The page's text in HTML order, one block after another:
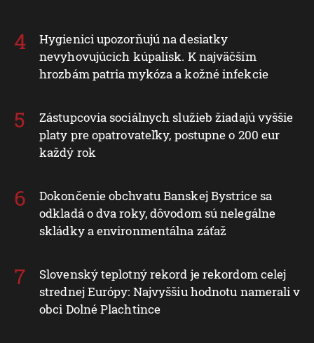
Hygienici upozorňujú na desiatky
nevyhovujúcich kúpalísk. K najväčším
hrozbám patria mykóza a kožné infekcie
Zástupcovia sociálnych služieb žiadajú vyššie
platy pre opatrovateľky, postupne o 200 eur
každý rok
Dokončenie obchvatu Banskej Bystrice sa
odkladá o dva roky, dôvodom sú nelegálne
skládky a environmentálna záťaž
Slovenský teplotný rekord je rekordom celej
strednej Európy: Najvyššiu hodnotu namerali v
obci Dolné Plachtince